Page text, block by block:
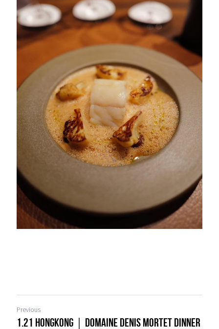
Previous
1.21 Hongkong｜Domaine Denis Mortet dinner